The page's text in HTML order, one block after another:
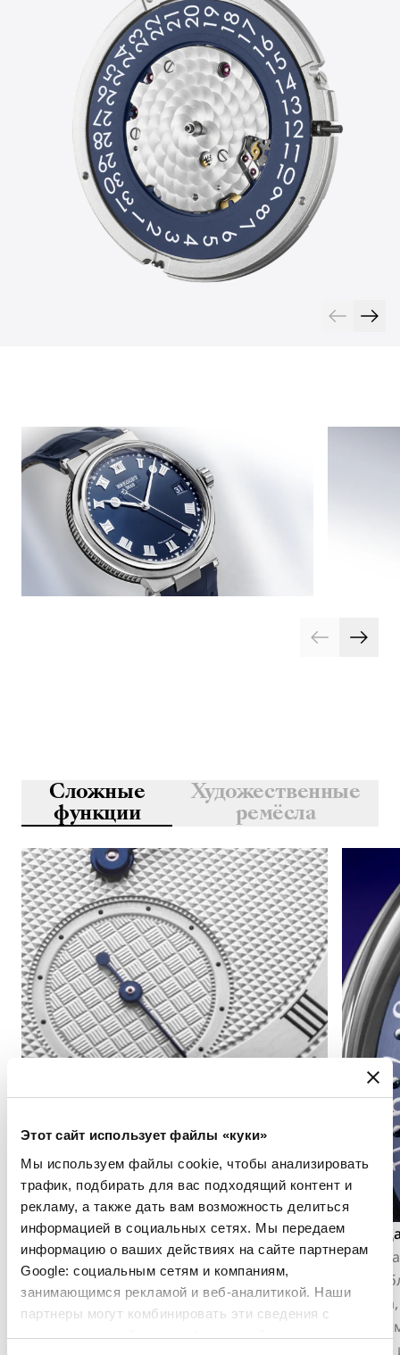
Этот сайт использует файлы «куки»
Мы используем файлы cookie, чтобы анализировать
трафик, подбирать для вас подходящий контент и
рекламу, а также дать вам возможность делиться
информацией в социальных сетях. Мы передаем
информацию о ваших действиях на сайте партнерам
Google: социальным сетям и компаниям,
занимающимся рекламой и веб-аналитикой. Наши
партнеры могут комбинировать эти сведения с
предоставленной вами информацией, а также
Сложные
функции
Художественные
ремёсла
Индикация секунд
Индикация секунд позволяет точно
отслеживать течение времени. В
зависимости от конструкции механизма
она может принимать форму центральной